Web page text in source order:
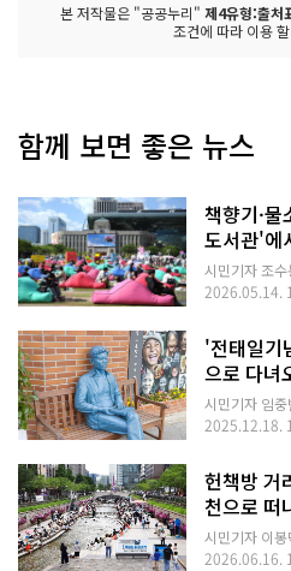
본 저작물은 "공공누리" 제4유형:출처
조건에 따라 이용
함께 보면 좋은 뉴스
책향기·
도서관'에
시민기자 조수
2026.05.14.
'전태일기
으로 다녀
시민기자 임중
2025.12.18.
헌책방 거
천으로 떠
시민기자 이봉
2026.06.16.